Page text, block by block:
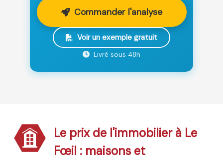
Commander l'analyse
Voir un exemple gratuit
Livré sous 48h
Le prix de l'immobilier à Le
Fœil : maisons et